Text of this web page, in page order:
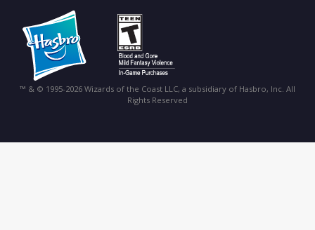
™ & © 1995-2026 Wizards of the Coast LLC, a subsidiary of Hasbro, Inc. All
Rights Reserved